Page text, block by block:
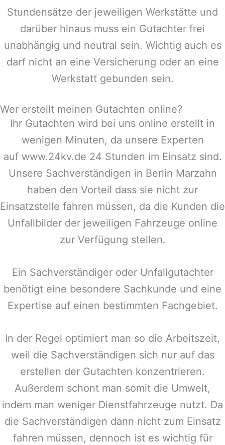
Stundensätze der jeweiligen Werkstätte und
darüber hinaus muss ein Gutachter frei
unabhängig und neutral sein. Wichtig auch es
darf nicht an eine Versicherung oder an eine
Werkstatt gebunden sein.
Wer erstellt meinen Gutachten online?
Ihr Gutachten wird bei uns online erstellt in
wenigen Minuten, da unsere Experten
auf www.24kv.de 24 Stunden im Einsatz sind.
Unsere Sachverständigen in Berlin Marzahn
haben den Vorteil dass sie nicht zur
Einsatzstelle fahren müssen, da die Kunden die
Unfallbilder der jeweiligen Fahrzeuge online
zur Verfügung stellen.
Ein Sachverständiger oder Unfallgutachter
benötigt eine besondere Sachkunde und eine
Expertise auf einen bestimmten Fachgebiet.
In der Regel optimiert man so die Arbeitszeit,
weil die Sachverständigen sich nur auf das
erstellen der Gutachten konzentrieren.
Außerdem schont man somit die Umwelt,
indem man weniger Dienstfahrzeuge nutzt. Da
die Sachverständigen dann nicht zum Einsatz
fahren müssen, dennoch ist es wichtig für